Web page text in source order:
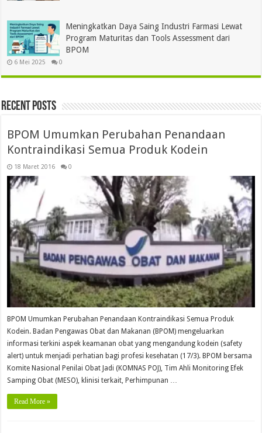
Meningkatkan Daya Saing Industri Farmasi Lewat
Program Maturitas dan Tools Assessment dari
BPOM
6 Mei 2025 0
Recent Posts
BPOM Umumkan Perubahan Penandaan
Kontraindikasi Semua Produk Kodein
18 Maret 2016 0
BPOM Umumkan Perubahan Penandaan Kontraindikasi Semua Produk
Kodein. Badan Pengawas Obat dan Makanan (BPOM) mengeluarkan
informasi terkini aspek keamanan obat yang mengandung kodein (safety
alert) untuk menjadi perhatian bagi profesi kesehatan (17/3). BPOM bersama
Komite Nasional Penilai Obat Jadi (KOMNAS POJ), Tim Ahli Monitoring Efek
Samping Obat (MESO), klinisi terkait, Perhimpunan …
Read More »